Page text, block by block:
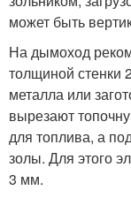
может быть
На дымоход
толщиной стенки
металла или
вырезают
для топлива, а
золы. Для этого
3 мм.